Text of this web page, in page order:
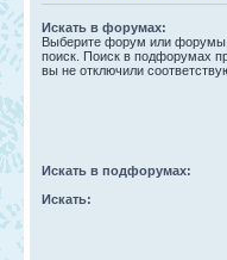
Искать в форумах:
Выберите форум или форумы,
поиск. Поиск в подфорумах
вы не отключили
Искать в подфорумах:
Искать: